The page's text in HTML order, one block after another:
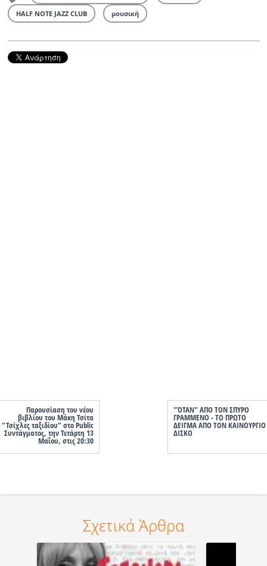
HALF NOTE JAZZ CLUB μουσική
Παρουσίαση του νέου
βιβλίου του Μάκη Τσίτα
"Τσίχλες ταξιδίου" στο Public
Συντάγματος, την Τετάρτη 13
Μαΐου, στις 20:30
"ΌΤΑΝ" ΑΠΟ ΤΟΝ ΣΠΥΡΟ
ΓΡΑΜΜΕΝΟ - ΤΟ ΠΡΩΤΟ
ΔΕΙΓΜΑ ΑΠΟ ΤΟΝ ΚΑΙΝΟΥΡΓΙΟ
ΔΙΣΚΟ
Σχετικά Άρθρα